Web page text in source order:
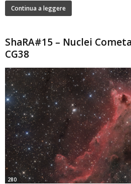
Continua a leggere
ShaRA#15 – Nuclei
CG38
280